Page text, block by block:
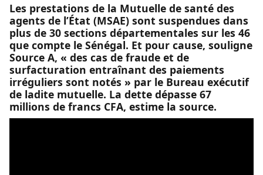
Les prestations de la Mutuelle de santé des
agents de l’État (MSAE) sont suspendues dans
plus de 30 sections départementales sur les 46
que compte le Sénégal. Et pour cause, souligne
Source A, « des cas de fraude et de
surfacturation entraînant des paiements
irréguliers sont notés » par le Bureau exécutif
de ladite mutuelle. La dette dépasse 67
millions de francs CFA, estime la source.